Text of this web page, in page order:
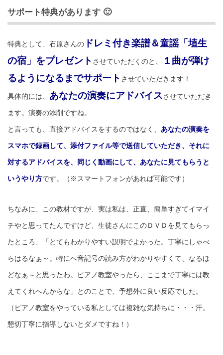
サポート特典があります 🙂
特典として、石原さんの ドレミ付き楽譜＆童謡「埴生
の宿」をプレゼント させていただくのと、
１曲が弾け
るようになるまでサポート させていただきます！
具体的には、 あなたの演奏にアドバイスさせていただき
ます。演奏の添削ですね。
と言っても、直接アドバイスをするのではなく、 あなたの演奏を
スマホで録画して、添付ファイル等で送信していただき、それに
対するアドバイスを、同じく動画にして、あなたに見てもらうと
いうやり方です。（※スマートフォンがあれば可能です）
ちなみに、この教材ですが、実は私は、正直、簡単すぎてイマイ
チやと思ってたんですけど、生徒さんにこのＤＶＤを見てもらっ
たところ、「とてもわかりやすい説明でよかった。丁寧にしゃべ
らはるなぁ～。特にへ音記号の読み方がわかりやすくて、なるほ
どなぁ～と思ったわ。ピアノ教室やったら、ここまで丁寧には教
えてくれへんからな」とのことで、予想外に良い反応でした。
（ピアノ教室をやっている私としては複雑な気持ちに・・・汗。
懇切丁寧に指導しないとダメですね！）